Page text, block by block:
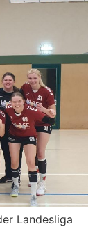
Landesliga